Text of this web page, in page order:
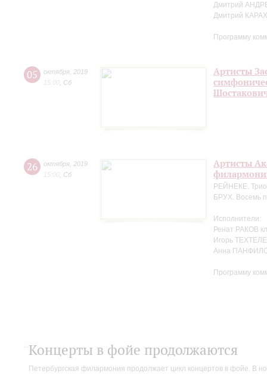
Дмитрий
Дмитрий
Программу
05 октября 2019
15:00 Сб
Артисты
26 октября 2019
15:00 Сб
Артисты
РЕЙНЕКЕ. Трио
БРУХ. Восемь
Исполнители:
Ренат РАКОВ
Игорь
Анна
Программу
Концерты в фойе продолжаются
Петербургская филармония продолжает цикл концертов в фойе. В